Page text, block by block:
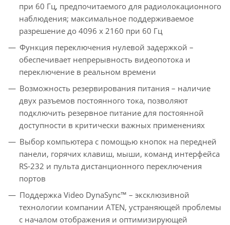
при 60 Гц, предпочитаемого для радиолокационного
наблюдения; максимальное поддерживаемое
разрешение до 4096 x 2160 при 60 Гц
Функция переключения нулевой задержкой –
обеспечивает непрерывность видеопотока и
переключение в реальном времени
Возможность резервирования питания – наличие
двух разъемов постоянного тока, позволяют
подключить резервное питание для постоянной
доступности в критически важных применениях
Выбор компьютера с помощью кнопок на передней
панели, горячих клавиш, мыши, команд интерфейса
RS-232 и пульта дистанционного переключения
портов
Поддержка Video DynaSync™ – эксклюзивной
технологии компании ATEN, устраняющей проблемы
с началом отображения и оптимизирующей